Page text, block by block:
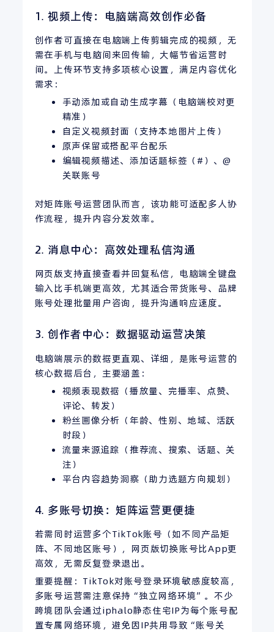
1. 视频上传：电脑端高效创作必备
创作者可直接在电脑端上传剪辑完成的视频，无
需在手机与电脑间来回传输，大幅节省运营时
间。上传环节支持多项核心设置，满足内容优化
需求：
手动添加或自动生成字幕（电脑端校对更
精准）
自定义视频封面（支持本地图片上传）
原声保留或搭配平台配乐
编辑视频描述、添加话题标签（#）、@
关联账号
对矩阵账号运营团队而言，该功能可适配多人协
作流程，提升内容分发效率。
2. 消息中心：高效处理私信沟通
网页版支持直接查看并回复私信，电脑端全键盘
输入比手机端更高效，尤其适合带货账号、品牌
账号处理批量用户咨询，提升沟通响应速度。
3. 创作者中心：数据驱动运营决策
电脑端展示的数据更直观、详细，是账号运营的
核心数据后台，主要涵盖：
视频表现数据（播放量、完播率、点赞、
评论、转发）
粉丝画像分析（年龄、性别、地域、活跃
时段）
流量来源追踪（推荐流、搜索、话题、关
注）
平台内容趋势洞察（助力选题方向规划）
4. 多账号切换：矩阵运营更便捷
若需同时运营多个TikTok账号（如不同产品矩
阵、不同地区账号），网页版切换账号比App更
高效，无需反复登录退出。
重要提醒：TikTok对账号登录环境敏感度较高，
多账号运营需注意保持“独立网络环境”。不少
跨境团队会通过iphalo静态住宅IP为每个账号配
置专属网络环境，避免因IP共用导致“账号关